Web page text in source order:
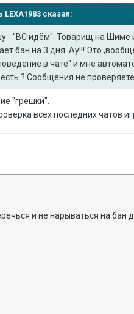
LEXA1983 сказал:
- "ВС идём". Товарищ на Шиме
бан на 3 дня. Ау!!! Это
в чате" и мне
? Сообщения не
"грешки".
всех последних чатов
и не нарываться на бан